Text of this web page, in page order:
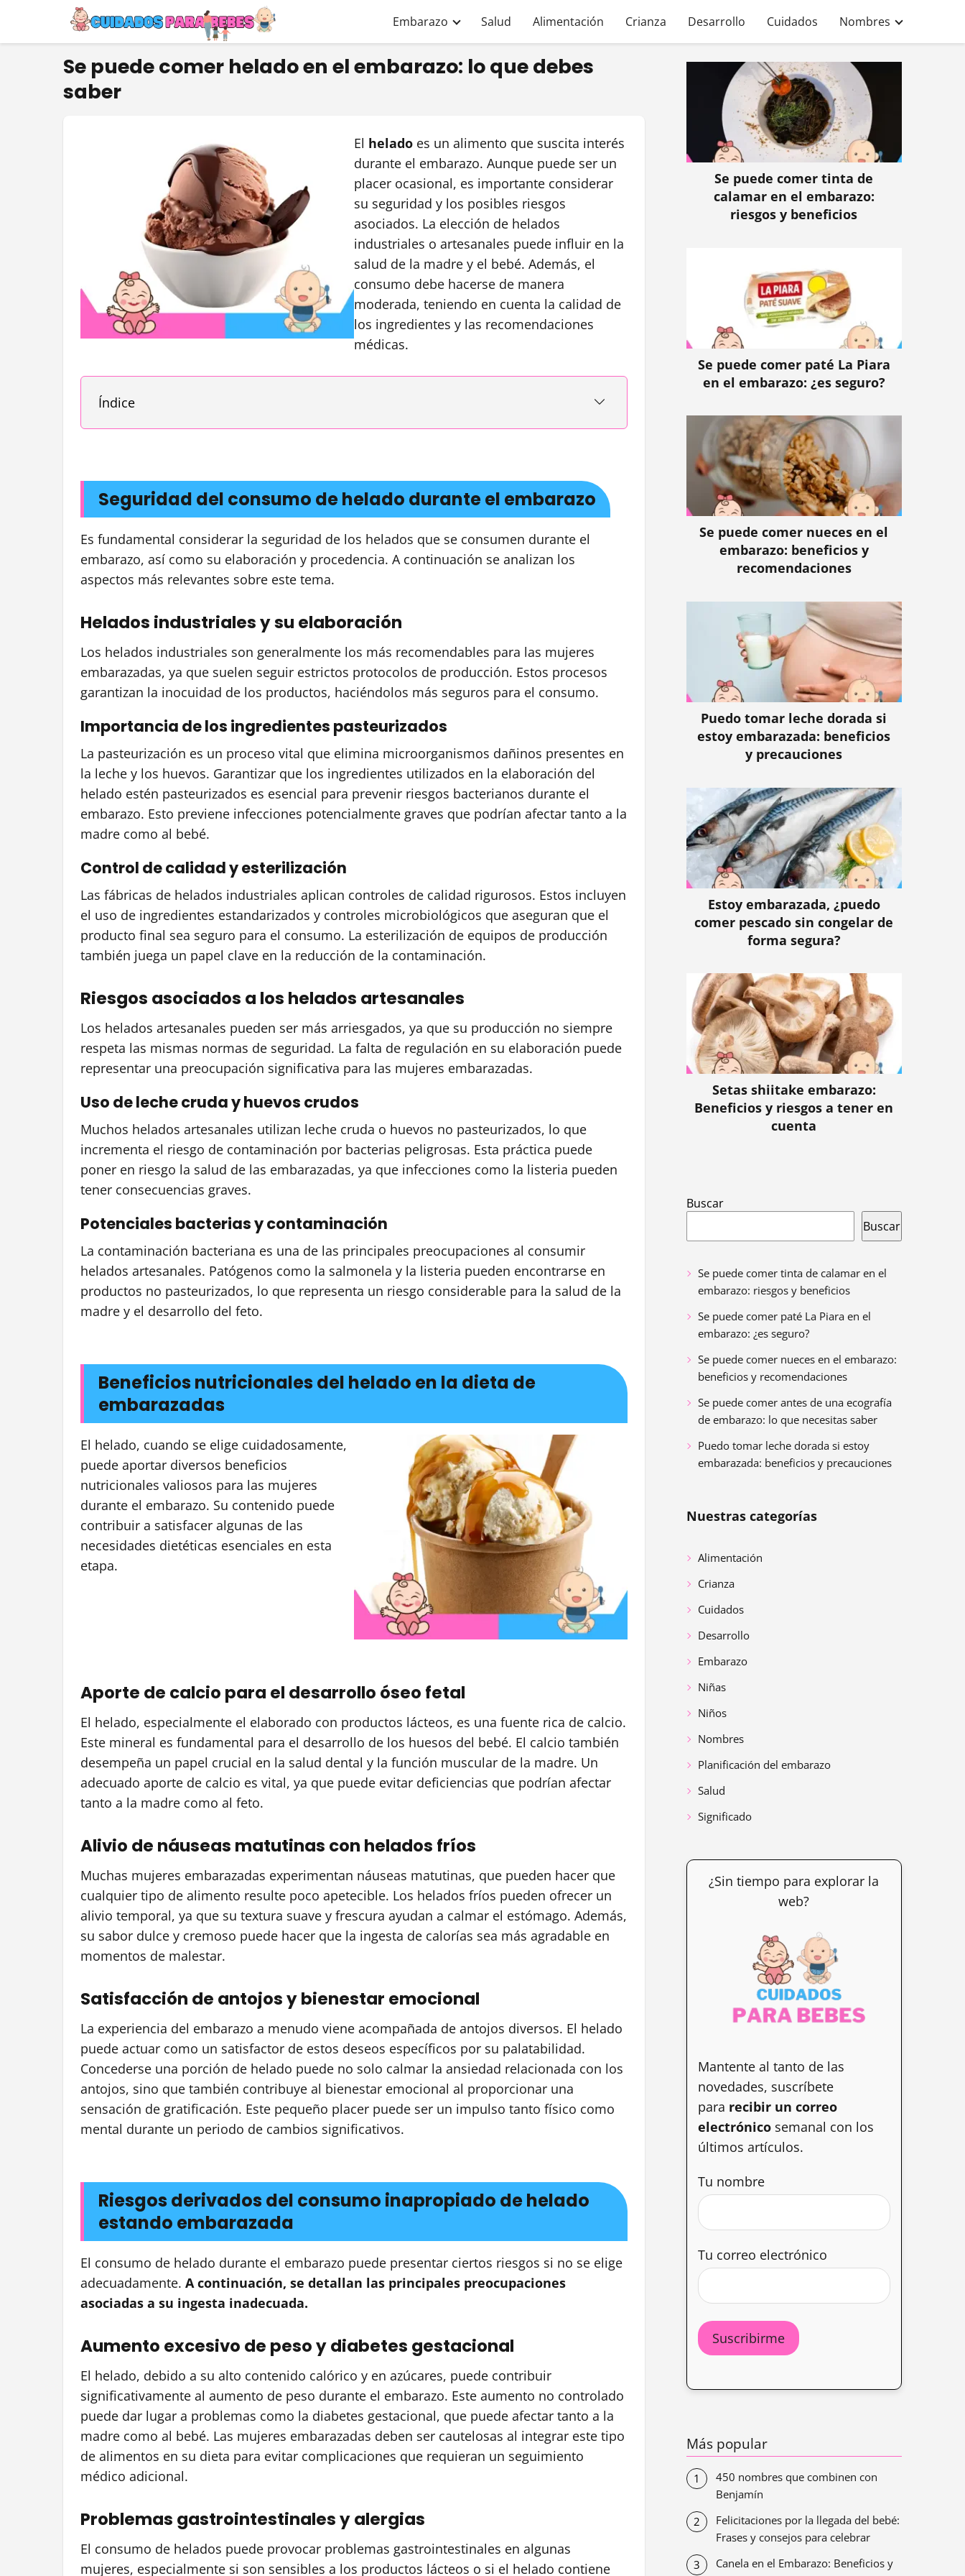
Embarazo Salud Alimentación Crianza Desarrollo Cuidados Nombres
Se puede comer helado en el embarazo: lo que debes
saber
El heladoes un alimento que suscita interés
durante el embarazo. Aunque puede ser un
placer ocasional, es importante considerar
su seguridad y los posibles riesgos
asociados. La elección de helados
industriales o artesanales puede influir en la
salud de la madre y el bebé. Además, el
consumo debe hacerse de manera
moderada, teniendo en cuenta la calidad de
los ingredientes y las recomendaciones
médicas.
Índice
Seguridad del consumo de helado durante el embarazo
Es fundamental considerar la seguridad de los helados que se consumen durante el
embarazo, así como su elaboración y procedencia. A continuación se analizan los
aspectos más relevantes sobre este tema.
Helados industriales y su elaboración
Los helados industriales son generalmente los más recomendables para las mujeres
embarazadas, ya que suelen seguir estrictos protocolos de producción. Estos procesos
garantizan la inocuidad de los productos, haciéndolos más seguros para el consumo.
Importancia de los ingredientes pasteurizados
La pasteurización es un proceso vital que elimina microorganismos dañinos presentes en
la leche y los huevos. Garantizar que los ingredientes utilizados en la elaboración del
helado estén pasteurizados es esencial para prevenir riesgos bacterianos durante el
embarazo. Esto previene infecciones potencialmente graves que podrían afectar tanto a la
madre como al bebé.
Control de calidad y esterilización
Las fábricas de helados industriales aplican controles de calidad rigurosos. Estos incluyen
el uso de ingredientes estandarizados y controles microbiológicos que aseguran que el
producto final sea seguro para el consumo. La esterilización de equipos de producción
también juega un papel clave en la reducción de la contaminación.
Riesgos asociados a los helados artesanales
Los helados artesanales pueden ser más arriesgados, ya que su producción no siempre
respeta las mismas normas de seguridad. La falta de regulación en su elaboración puede
representar una preocupación significativa para las mujeres embarazadas.
Uso de leche cruda y huevos crudos
Muchos helados artesanales utilizan leche cruda o huevos no pasteurizados, lo que
incrementa el riesgo de contaminación por bacterias peligrosas. Esta práctica puede
poner en riesgo la salud de las embarazadas, ya que infecciones como la listeria pueden
tener consecuencias graves.
Potenciales bacterias y contaminación
La contaminación bacteriana es una de las principales preocupaciones al consumir
helados artesanales. Patógenos como la salmonela y la listeria pueden encontrarse en
productos no pasteurizados, lo que representa un riesgo considerable para la salud de la
madre y el desarrollo del feto.
Beneficios nutricionales del helado en la dieta de
embarazadas
El helado, cuando se elige cuidadosamente,
puede aportar diversos beneficios
nutricionales valiosos para las mujeres
durante el embarazo. Su contenido puede
contribuir a satisfacer algunas de las
necesidades dietéticas esenciales en esta
etapa.
Aporte de calcio para el desarrollo óseo fetal
El helado, especialmente el elaborado con productos lácteos, es una fuente rica de calcio.
Este mineral es fundamental para el desarrollo de los huesos del bebé. El calcio también
desempeña un papel crucial en la salud dental y la función muscular de la madre. Un
adecuado aporte de calcio es vital, ya que puede evitar deficiencias que podrían afectar
tanto a la madre como al feto.
Alivio de náuseas matutinas con helados fríos
Muchas mujeres embarazadas experimentan náuseas matutinas, que pueden hacer que
cualquier tipo de alimento resulte poco apetecible. Los helados fríos pueden ofrecer un
alivio temporal, ya que su textura suave y frescura ayudan a calmar el estómago. Además,
su sabor dulce y cremoso puede hacer que la ingesta de calorías sea más agradable en
momentos de malestar.
Satisfacción de antojos y bienestar emocional
La experiencia del embarazo a menudo viene acompañada de antojos diversos. El helado
puede actuar como un satisfactor de estos deseos específicos por su palatabilidad.
Concederse una porción de helado puede no solo calmar la ansiedad relacionada con los
antojos, sino que también contribuye al bienestar emocional al proporcionar una
sensación de gratificación. Este pequeño placer puede ser un impulso tanto físico como
mental durante un periodo de cambios significativos.
Riesgos derivados del consumo inapropiado de helado
estando embarazada
El consumo de helado durante el embarazo puede presentar ciertos riesgos si no se elige
adecuadamente. A continuación, se detallan las principales preocupaciones
asociadas a su ingesta inadecuada.
Aumento excesivo de peso y diabetes gestacional
El helado, debido a su alto contenido calórico y en azúcares, puede contribuir
significativamente al aumento de peso durante el embarazo. Este aumento no controlado
puede dar lugar a problemas como la diabetes gestacional, que puede afectar tanto a la
madre como al bebé. Las mujeres embarazadas deben ser cautelosas al integrar este tipo
de alimentos en su dieta para evitar complicaciones que requieran un seguimiento
médico adicional.
Problemas gastrointestinales y alergias
El consumo de helados puede provocar problemas gastrointestinales en algunas
mujeres, especialmente si son sensibles a los productos lácteos o si el helado contiene
Se puede comer tinta de
calamar en el embarazo:
riesgos y beneficios
Se puede comer paté La Piara
en el embarazo: ¿es seguro?
Se puede comer nueces en el
embarazo: beneficios y
recomendaciones
Puedo tomar leche dorada si
estoy embarazada: beneficios
y precauciones
Estoy embarazada, ¿puedo
comer pescado sin congelar de
forma segura?
Setas shiitake embarazo:
Beneficios y riesgos a tener en
cuenta
Buscar
Buscar
Se puede comer tinta de calamar en el
embarazo: riesgos y beneficios
Se puede comer paté La Piara en el
embarazo: ¿es seguro?
Se puede comer nueces en el embarazo:
beneficios y recomendaciones
Se puede comer antes de una ecografía
de embarazo: lo que necesitas saber
Puedo tomar leche dorada si estoy
embarazada: beneficios y precauciones
Nuestras categorías
Alimentación
Crianza
Cuidados
Desarrollo
Embarazo
Niñas
Niños
Nombres
Planificación del embarazo
Salud
Significado
¿Sin tiempo para explorar la
web?
Mantente al tanto de las
novedades, suscríbete
para recibir un correo
electrónico semanal con los
últimos artículos.
Tu nombre
Tu correo electrónico
Más popular
450 nombres que combinen con
Benjamín
Felicitaciones por la llegada del bebé:
Frases y consejos para celebrar
Canela en el Embarazo: Beneficios y